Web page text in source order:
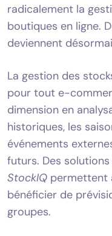
radicalement la
boutiques en ligne.
deviennent
La gestion des
pour tout e-
dimension en
historiques, les
événements
futurs. Des
StockIQ permettent
bénéficier de
groupes.